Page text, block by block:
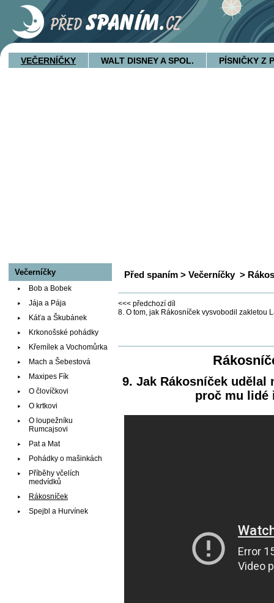
VEČERNÍČKY WALT DISNEY A SPOL. PÍSNIČKY Z
Před spaním > Večerníčky>
<<< předchozí díl
8. O tom, jak Rákosníček vysvobodil zakletou
9. Jak Rákosníček
proč mu lidé
Večerníčky
Bob a Bobek
Jája a Pája
Káťa a Škubánek
Krkonošské pohádky
Křemílek a Vochomůrka
Mach a Šebestová
Maxipes Fík
O človíčkovi
O krtkovi
O loupežníku
Rumcajsovi
Pat a Mat
Pohádky o mašinkách
Příběhy včelích
medvídků
Rákosníček
Spejbl a Hurvínek